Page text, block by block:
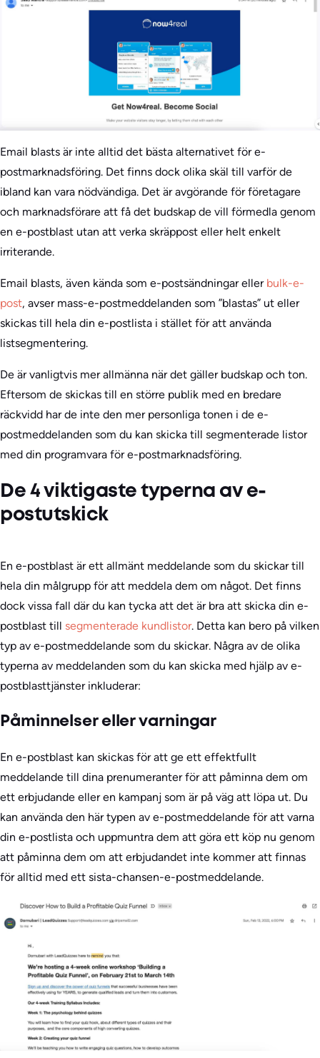
Email blasts är inte alltid det bästa alternativet för e-
postmarknadsföring. Det finns dock olika skäl till varför de
ibland kan vara nödvändiga. Det är avgörande för företagare
och marknadsförare att få det budskap de vill förmedla genom
en e-postblast utan att verka skräppost eller helt enkelt
irriterande.
Email blasts, även kända som e-postsändningar eller bulk-e-
post, avser mass-e-postmeddelanden som ”blastas” ut eller
skickas till hela din e-postlista i stället för att använda
listsegmentering.
De är vanligtvis mer allmänna när det gäller budskap och ton.
Eftersom de skickas till en större publik med en bredare
räckvidd har de inte den mer personliga tonen i de e-
postmeddelanden som du kan skicka till segmenterade listor
med din programvara för e-postmarknadsföring.
De 4 viktigaste typerna av e-
postutskick
En e-postblast är ett allmänt meddelande som du skickar till
hela din målgrupp för att meddela dem om något. Det finns
dock vissa fall där du kan tycka att det är bra att skicka din e-
postblast till segmenterade kundlistor. Detta kan bero på vilken
typ av e-postmeddelande som du skickar. Några av de olika
typerna av meddelanden som du kan skicka med hjälp av e-
postblasttjänster inkluderar:
Påminnelser eller varningar
En e-postblast kan skickas för att ge ett effektfullt
meddelande till dina prenumeranter för att påminna dem om
ett erbjudande eller en kampanj som är på väg att löpa ut. Du
kan använda den här typen av e-postmeddelande för att varna
din e-postlista och uppmuntra dem att göra ett köp nu genom
att påminna dem om att erbjudandet inte kommer att finnas
för alltid med ett sista-chansen-e-postmeddelande.